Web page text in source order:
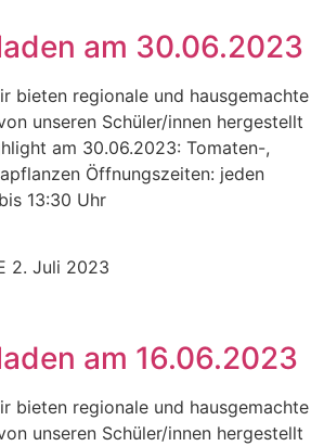
am 30.06.2023
bieten regionale und hausgemachte
unseren Schüler/innen hergestellt
am 30.06.2023: Tomaten-,
Öffnungszeiten: jeden
13:30 Uhr
2. Juli 2023
am 16.06.2023
bieten regionale und hausgemachte
unseren Schüler/innen hergestellt